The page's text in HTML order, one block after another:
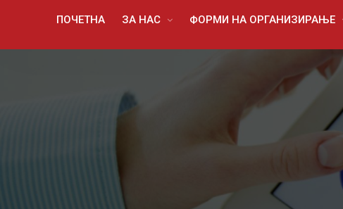
ПОЧЕТНА ЗА НАС ФОРМИ НА ОРГАНИЗИРАЊЕ